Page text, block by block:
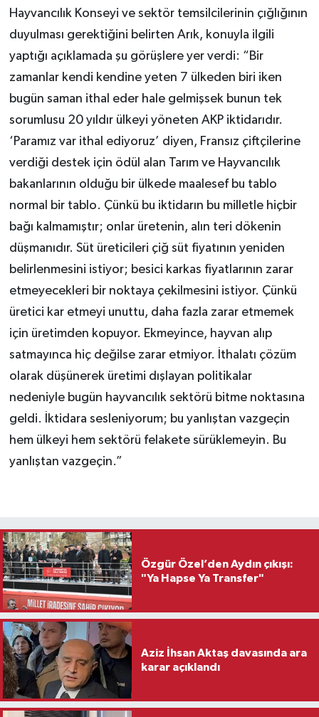
Hayvancılık Konseyi ve sektör temsilcilerinin çığlığının
duyulması gerektiğini belirten Arık, konuyla ilgili
yaptığı açıklamada şu görüşlere yer verdi: “Bir
zamanlar kendi kendine yeten 7 ülkeden biri iken
bugün saman ithal eder hale gelmişsek bunun tek
sorumlusu 20 yıldır ülkeyi yöneten AKP iktidarıdır.
‘Paramız var ithal ediyoruz’ diyen, Fransız çiftçilerine
verdiği destek için ödül alan Tarım ve Hayvancılık
bakanlarının olduğu bir ülkede maalesef bu tablo
normal bir tablo. Çünkü bu iktidarın bu milletle hiçbir
bağı kalmamıştır; onlar üretenin, alın teri dökenin
düşmanıdır. Süt üreticileri çiğ süt fiyatının yeniden
belirlenmesini istiyor; besici karkas fiyatlarının zarar
etmeyecekleri bir noktaya çekilmesini istiyor. Çünkü
üretici kar etmeyi unuttu, daha fazla zarar etmemek
için üretimden kopuyor. Ekmeyince, hayvan alıp
satmayınca hiç değilse zarar etmiyor. İthalatı çözüm
olarak düşünerek üretimi dışlayan politikalar
nedeniyle bugün hayvancılık sektörü bitme noktasına
geldi. İktidara sesleniyorum; bu yanlıştan vazgeçin
hem ülkeyi hem sektörü felakete sürüklemeyin. Bu
yanlıştan vazgeçin.”
Özgür Özel’den Aydın çıkışı:
"Ya Hapse Ya Transfer"
Aziz İhsan Aktaş davasında ara
karar açıklandı